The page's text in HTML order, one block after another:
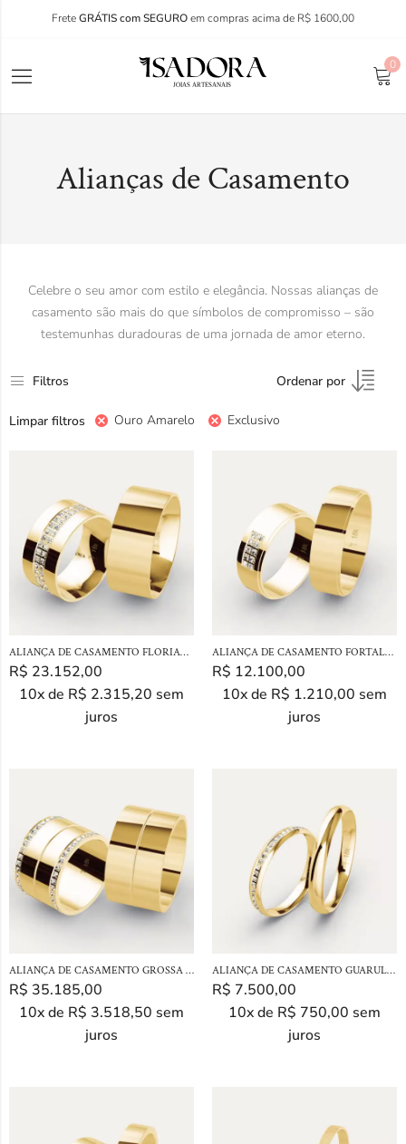
FreteGRÁTIS com SEGUROem compras acima de R$ 1600,00
0
Alianças de Casamento
Celebre o seu amor com estilo e elegância. Nossas alianças de
casamento são mais do que símbolos de compromisso – são
testemunhas duradouras de uma jornada de amor eterno.
Filtros Ordenar por
Limpar filtros Ouro Amarelo Exclusivo
ALIANÇA DE CASAMENTO FLORIANÓPOLIS EM OURO 18K
R$ 23.152,00
10x de R$ 2.315,20 sem
juros
ALIANÇA DE CASAMENTO FORTALEZA EM OURO 18K
R$ 12.100,00
10x de R$ 1.210,00 sem
juros
ALIANÇA DE CASAMENTO GROSSA EM OURO 18K
R$ 35.185,00
10x de R$ 3.518,50 sem
juros
ALIANÇA DE CASAMENTO GUARULHOS EM OURO 18K
R$ 7.500,00
10x de R$ 750,00 sem
juros